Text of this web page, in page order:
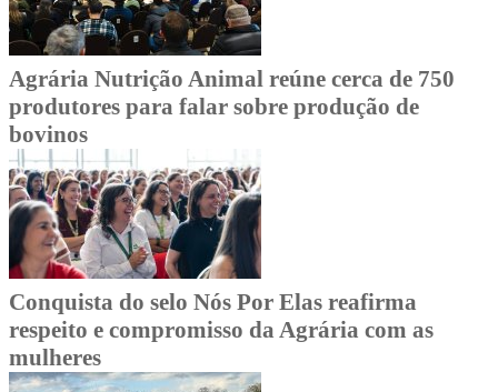
Agrária Nutrição Animal reúne cerca de 750
produtores para falar sobre produção de
bovinos
Conquista do selo Nós Por Elas reafirma
respeito e compromisso da Agrária com as
mulheres